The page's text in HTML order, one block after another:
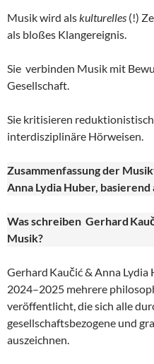
Musik wird alskulturelles (!)
als bloßes Klangereignis.
Sie verbinden Musik mit
Gesellschaft.
Sie kritisieren
interdisziplinäre Hörweisen.
Zusammenfassung der
Anna Lydia Huber, basierend
Was schreiben Gerhard Kau
Musik?
Gerhard Kaučić & Anna
2024–2025 mehrere
veröffentlicht, die sich alle
gesellschaftsbezogene und
auszeichnen.